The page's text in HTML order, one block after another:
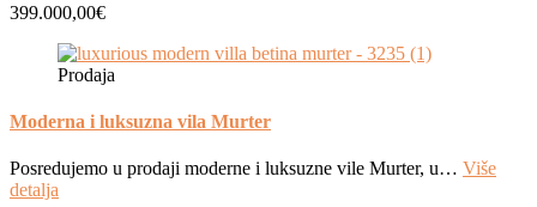
399.000,00€
Prodaja
Moderna i luksuzna vila Murter
Posredujemo u prodaji moderne i luksuzne vile Murter, u… Više
detalja